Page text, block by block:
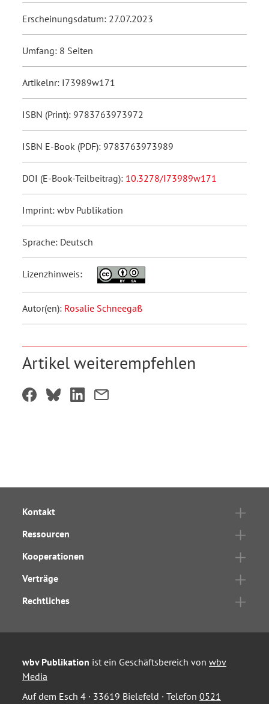
Erscheinungsdatum: 27.07.2023
Umfang: 8 Seiten
Artikelnr: I73989w171
ISBN (Print): 9783763973972
ISBN E-Book (PDF): 9783763973989
DOI (E-Book-Teilbeitrag): 10.3278/I73989w171
Imprint: wbv Publikation
Sprache: Deutsch
Lizenzhinweis:
Autor(en): Rosalie Schneegaß
Artikel weiterempfehlen
Kontakt
Ressourcen
Kooperationen
Verträge
Rechtliches
wbv Publikation ist ein Geschäftsbereich von wbv
Media
Auf dem Esch 4 · 33619 Bielefeld · Telefon 0521